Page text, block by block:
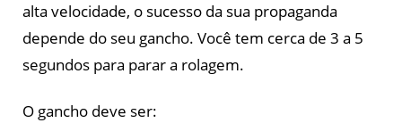
alta velocidade, o sucesso da sua propaganda
depende do seu gancho. Você tem cerca de 3 a 5
segundos para parar a rolagem.
O gancho deve ser: